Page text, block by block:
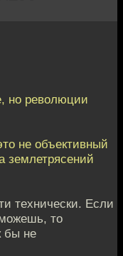
но революции
не объективный
землетрясений
технически. Если
то
бы не